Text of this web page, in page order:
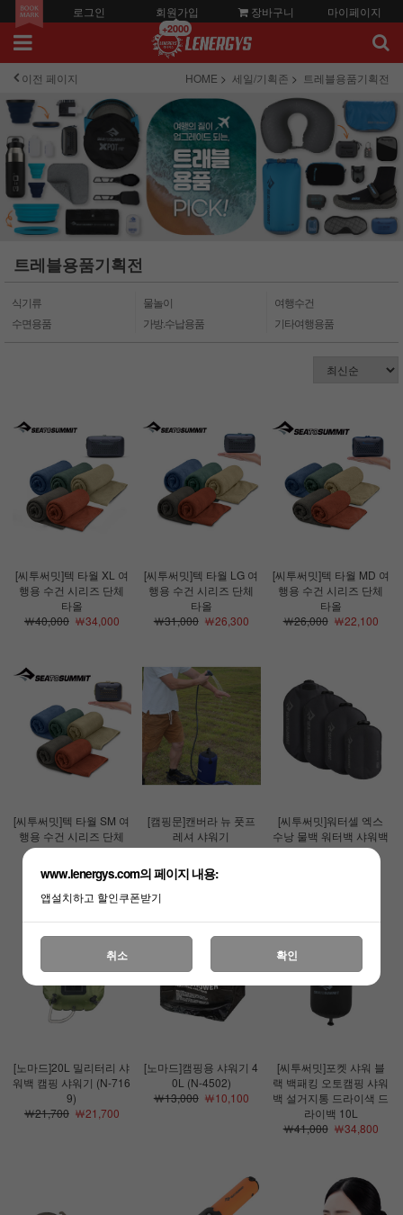
로그인 회원가입
+2000
장바구니 마이페이지
이전 페이지 HOME 세일/기획존 트레블용품기획전
트레블용품기획전
식기류 물놀이
여행수건
수면용품
가방.수납용품 기타여행용품
[씨투써밋]텍 타월 XL 여
행용 수건 시리즈 단체
타올
￦40,000￦34,000
[씨투써밋]텍 타월 LG 여
행용 수건 시리즈 단체
타올
￦31,000￦26,300
[씨투써밋]텍 타월 MD 여
행용 수건 시리즈 단체
타올
￦26,000￦22,100
[씨투써밋]텍 타월 SM 여
행용 수건 시리즈 단체
타올
￦17,000
[캠핑문]캔버라 뉴 풋프
레셔 샤워기
￦69,000￦40,500
[씨투써밋]워터셀 엑스
수낭 물백 워터백 샤워백
샤워기
[노마드]20L 밀리터리 샤
워백 캠핑 샤워기 (N-716
9)
￦21,700￦21,700
[노마드]캠핑용 샤워기 4
0L (N-4502)
￦13,000￦10,100
[씨투써밋]포켓 샤워 블
랙 백패킹 오토캠핑 샤워
백 설거지통 드라이색 드
라이백 10L
￦41,000￦34,800
www.lenergys.com의 페이지 내용:
앱설치하고 할인쿠폰받기
취소 확인